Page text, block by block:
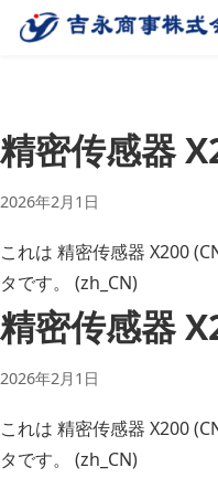
精密传感器
2026年2月1日
これは 精密传感器 X200
タです。 (zh_CN)
精密传感器
2026年2月1日
これは 精密传感器 X200
タです。 (zh_CN)